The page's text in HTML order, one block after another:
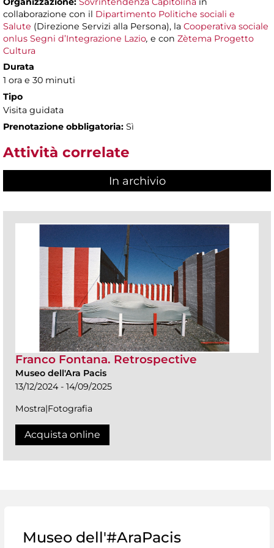
collaborazione con il Dipartimento Politiche sociali e
Salute (Direzione Servizi alla Persona), la Cooperativa sociale
onlus Segni d’Integrazione Lazio, e con Zètema Progetto
Cultura
Durata
1 ora e 30 minuti
Tipo
Visita guidata
Prenotazione obbligatoria: Sì
Attività correlate
In archivio
Franco Fontana. Retrospective
Museo dell'Ara Pacis
13/12/2024 - 14/09/2025
Mostra|Fotografia
Acquista online
Museo dell'#AraPacis